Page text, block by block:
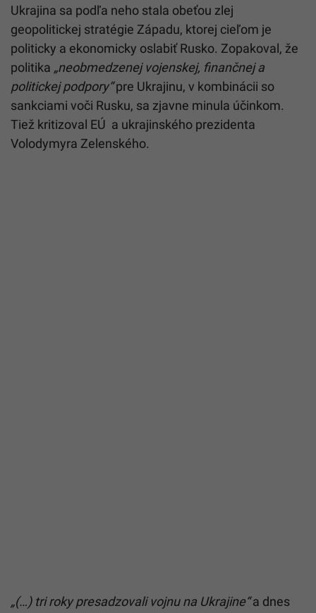
Ukrajina sa podľa neho stala obeťou zlej
geopolitickej stratégie Západu, ktorej cieľom je
politicky a ekonomicky oslabiť Rusko. Zopakoval, že
politika „neobmedzenej vojenskej, finančnej a
politickej podpory“pre Ukrajinu, v kombinácii so
sankciami voči Rusku, sa zjavne minula účinkom.
Tiež kritizoval EÚ a ukrajinského prezidenta
Volodymyra Zelenského.
„(…) tri roky presadzovali vojnu na Ukrajine“a dnes